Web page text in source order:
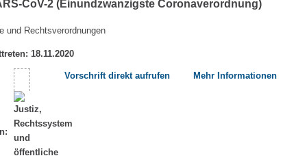
CoV-2 (Einundzwanzigste Coronaverordnung)
und Rechtsverordnungen
18.11.2020
Vorschrift direkt aufrufen Mehr Informationen